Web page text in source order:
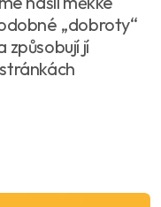
„dobroty“
způsobují jí